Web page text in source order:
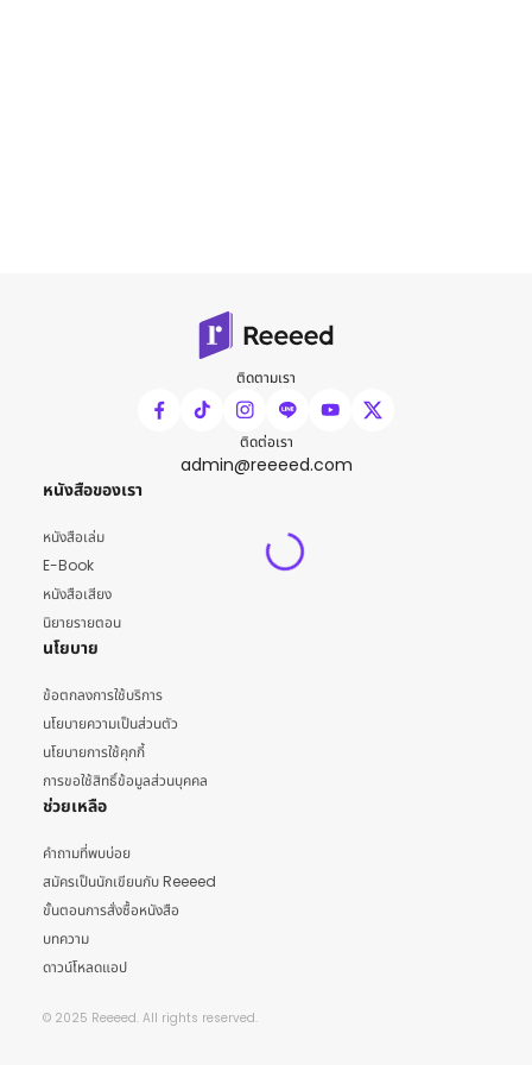
ติดตามเรา
ติดต่อเรา
admin@reeeed.com
หนังสือของเรา
หนังสือเล่ม
E-Book
หนังสือเสียง
นิยายรายตอน
นโยบาย
ข้อตกลงการใช้บริการ
นโยบายความเป็นส่วนตัว
นโยบายการใช้คุกกี้
การขอใช้สิทธิ์ข้อมูลส่วนบุคคล
ช่วยเหลือ
คำถามที่พบบ่อย
สมัครเป็นนักเขียนกับ Reeeed
ขั้นตอนการสั่งซื้อหนังสือ
บทความ
ดาวน์โหลดแอป
© 2025 Reeeed. All rights reserved.